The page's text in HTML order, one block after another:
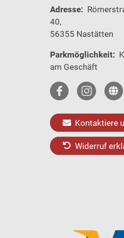
Adresse:
40,
56355 Nastätten
Parkmöglichkeit:
am Geschäft
Kontaktiere
Widerruf